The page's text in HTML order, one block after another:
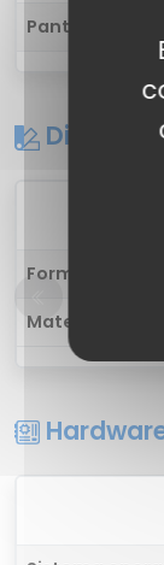
Pantalla táctil
Diseño
Forma
Materiales